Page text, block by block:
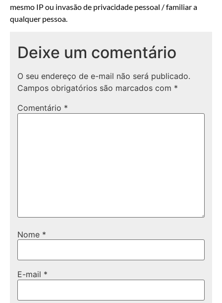
mesmo IP ou invasão de privacidade pessoal / familiar a
qualquer pessoa.
Deixe um comentário
O seu endereço de e-mail não será publicado.
Campos obrigatórios são marcados com *
Comentário *
Nome *
E-mail *